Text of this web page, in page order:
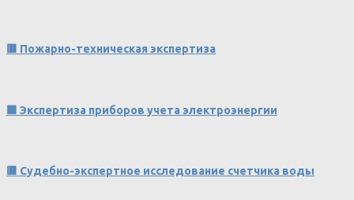
🟥 Пожарно-техническая экспертиза
🟩 Экспертиза приборов учета электроэнергии
🟥 Судебно-экспертное исследование счетчика воды